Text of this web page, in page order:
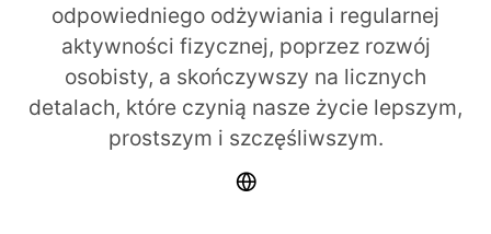
odpowiedniego odżywiania i regularnej
aktywności fizycznej, poprzez rozwój
osobisty, a skończywszy na licznych
detalach, które czynią nasze życie lepszym,
prostszym i szczęśliwszym.